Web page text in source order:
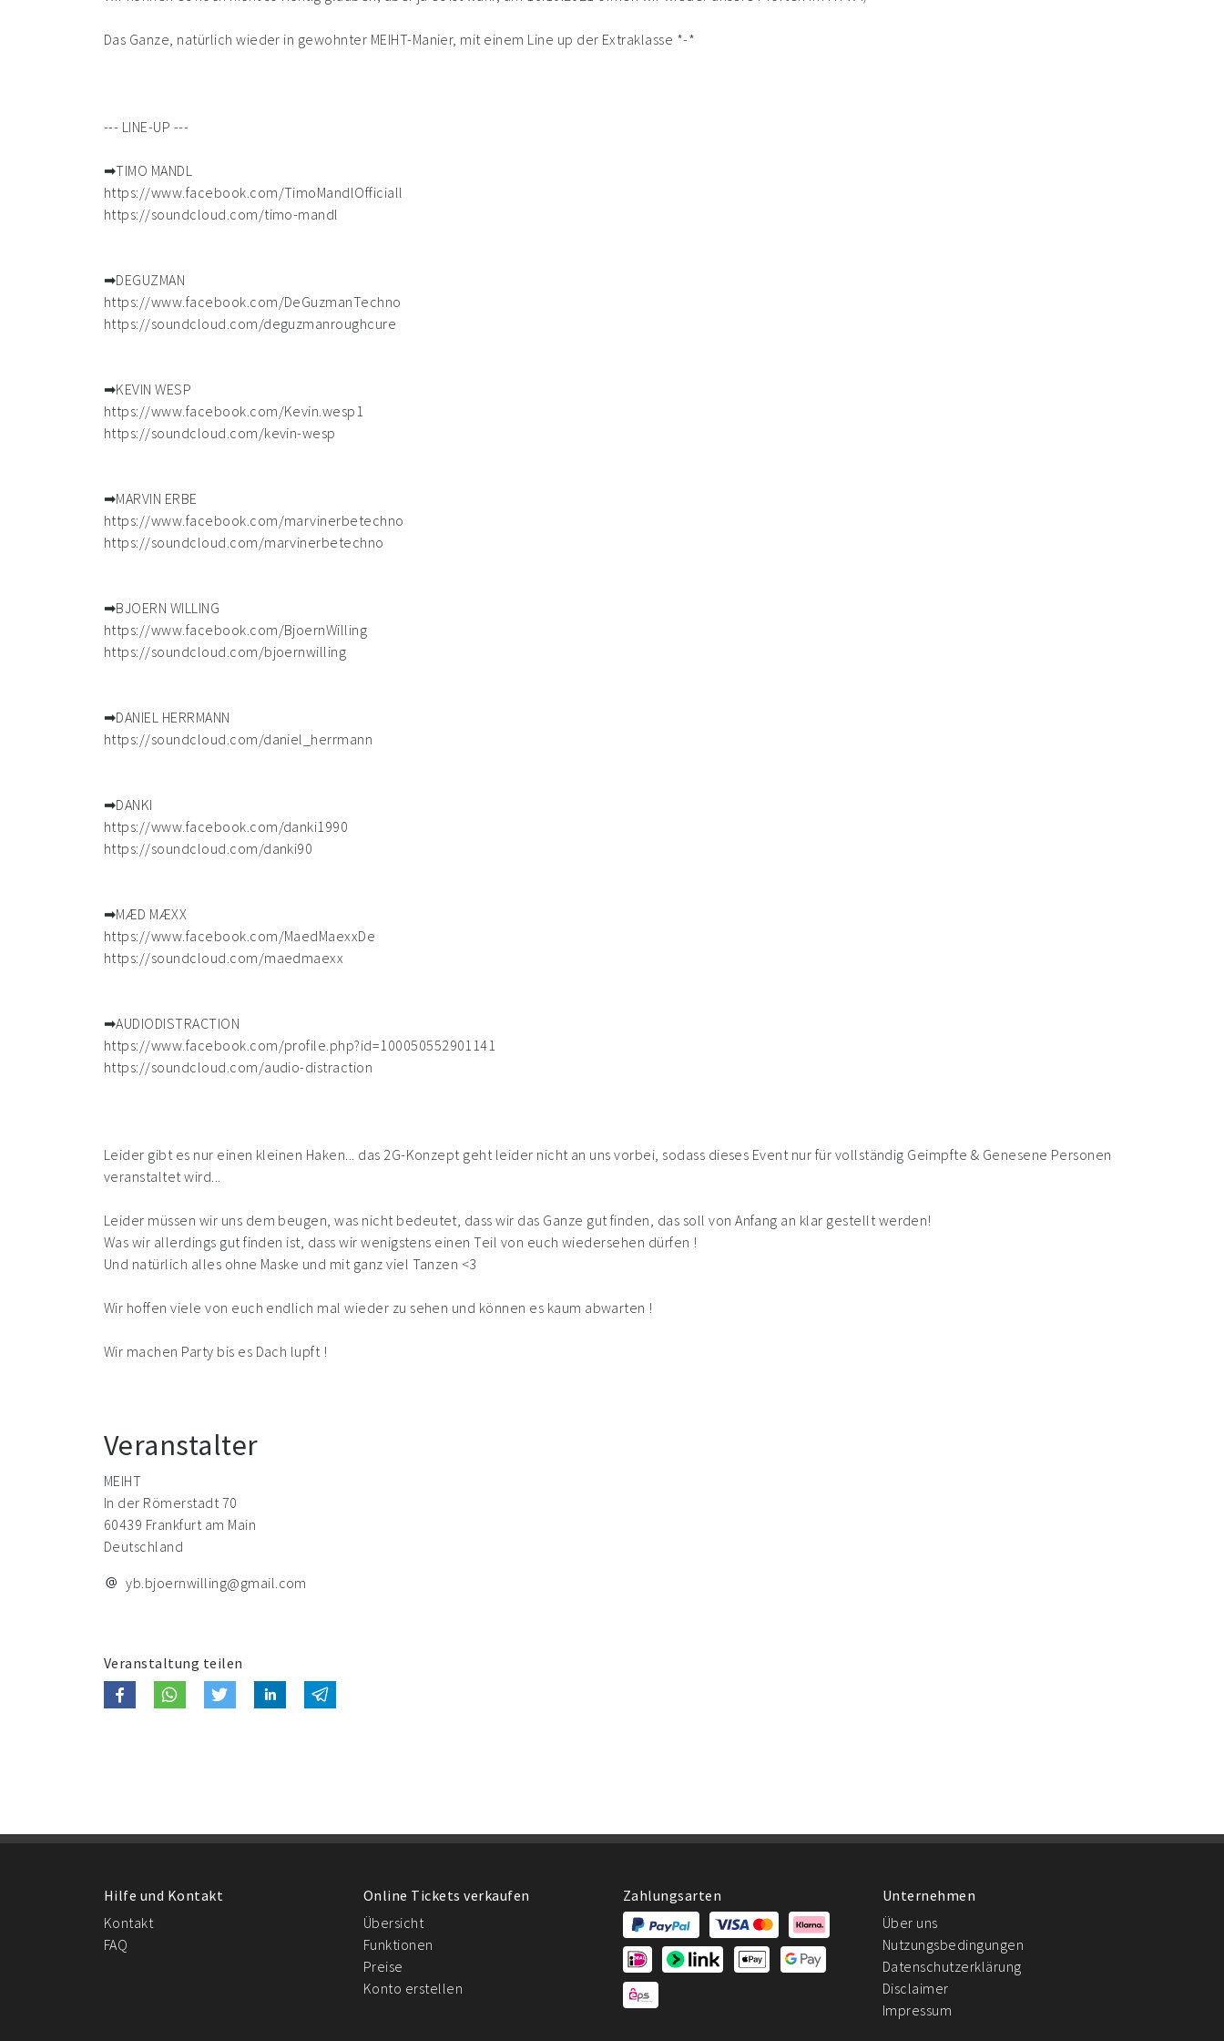
Das Ganze, natürlich wieder in gewohnter MEIHT-Manier, mit einem Line up der Extraklasse *-*
--- LINE-UP ---
➡TIMO MANDL
https://www.facebook.com/TimoMandlOfficiall
https://soundcloud.com/timo-mandl
➡DEGUZMAN
https://www.facebook.com/DeGuzmanTechno
https://soundcloud.com/deguzmanroughcure
➡KEVIN WESP
https://www.facebook.com/Kevin.wesp1
https://soundcloud.com/kevin-wesp
➡MARVIN ERBE
https://www.facebook.com/marvinerbetechno
https://soundcloud.com/marvinerbetechno
➡BJOERN WILLING
https://www.facebook.com/BjoernWilling
https://soundcloud.com/bjoernwilling
➡DANIEL HERRMANN
https://soundcloud.com/daniel_herrmann
➡DANKI
https://www.facebook.com/danki1990
https://soundcloud.com/danki90
➡MÆD MÆXX
https://www.facebook.com/MaedMaexxDe
https://soundcloud.com/maedmaexx
➡AUDIODISTRACTION
https://www.facebook.com/profile.php?id=100050552901141
https://soundcloud.com/audio-distraction
Leider gibt es nur einen kleinen Haken... das 2G-Konzept geht leider nicht an uns vorbei, sodass dieses Event nur für vollständig Geimpfte & Genesene Personen
veranstaltet wird...
Leider müssen wir uns dem beugen, was nicht bedeutet, dass wir das Ganze gut finden, das soll von Anfang an klar gestellt werden!
Was wir allerdings gut finden ist, dass wir wenigstens einen Teil von euch wiedersehen dürfen !
Und natürlich alles ohne Maske und mit ganz viel Tanzen <3
Wir hoffen viele von euch endlich mal wieder zu sehen und können es kaum abwarten !
Wir machen Party bis es Dach lupft !
Veranstalter
MEIHT
In der Römerstadt 70
60439 Frankfurt am Main
Deutschland
yb.bjoernwilling@gmail.com
Veranstaltung teilen
Hilfe und Kontakt
Kontakt
FAQ
Online Tickets verkaufen
Übersicht
Funktionen
Preise
Konto erstellen
Zahlungsarten
Unternehmen
Über uns
Nutzungsbedingungen
Datenschutzerklärung
Disclaimer
Impressum